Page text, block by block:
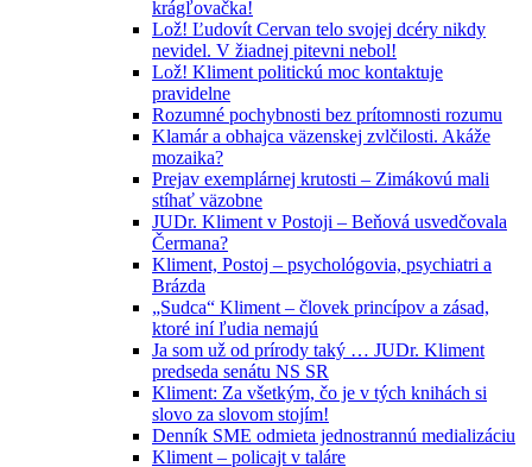
krágľovačka!
Lož! Ľudovít Cervan telo svojej dcéry nikdy
nevidel. V žiadnej pitevni nebol!
Lož! Kliment politickú moc kontaktuje
pravidelne
Rozumné pochybnosti bez prítomnosti rozumu
Klamár a obhajca väzenskej zvlčilosti. Akáže
mozaika?
Prejav exemplárnej krutosti – Zimákovú mali
stíhať väzobne
JUDr. Kliment v Postoji – Beňová usvedčovala
Čermana?
Kliment, Postoj – psychológovia, psychiatri a
Brázda
„Sudca“ Kliment – človek princípov a zásad,
ktoré iní ľudia nemajú
Ja som už od prírody taký … JUDr. Kliment
predseda senátu NS SR
Kliment: Za všetkým, čo je v tých knihách si
slovo za slovom stojím!
Denník SME odmieta jednostrannú medializáciu
Kliment – policajt v taláre